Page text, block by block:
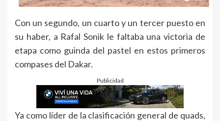
Con un segundo, un cuarto y un tercer puesto en
su haber, a Rafal Sonik le faltaba una victoria de
etapa como guinda del pastel en estos primeros
compases del Dakar.
Publicidad
Ya como líder de la clasificación general de quads,